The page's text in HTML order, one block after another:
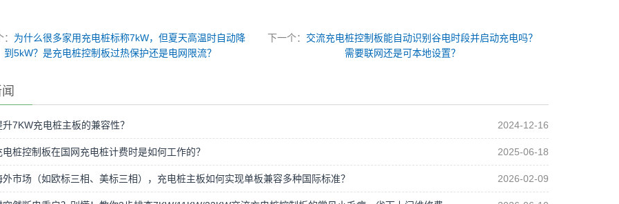
为什么很多家用充电桩标称7kW，但夏天高温时自动降
到5kW？是充电桩控制板过热保护还是电网限流？
下一个： 交流充电桩控制板能自动识别谷电时段并启动充电吗？
需要联网还是可本地设置？
7KW充电桩主板的兼容性？ 2024-12-16
电桩控制板在国网充电桩计费时是如何工作的？ 2025-06-18
外市场（如欧标三相、美标三相），充电桩主板如何实现单板兼容多种国际标准？ 2026-02-09